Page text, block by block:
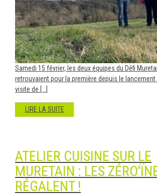
Samedi 15 février, les deux équipes du Défi
retrouvaient pour la première depuis le
visite de [...]
LIRE LA SUITE
ATELIER CUISINE SUR LE
MURETAIN : LES
RÉGALENT !